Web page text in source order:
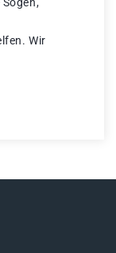
Sogen,
Wir